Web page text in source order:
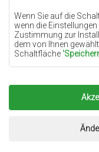
Wenn Sie auf die
wenn die
Zustimmung zur
dem von Ihnen
Schaltfläche
Grundlage für die
Datenverwalters
Bereitstellung
Website und der
seiner
Copyright 2022